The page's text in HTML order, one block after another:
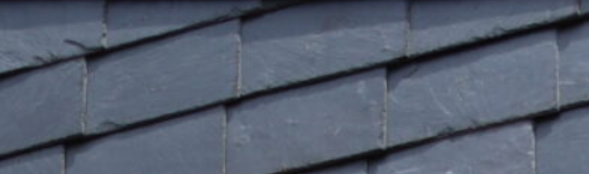
Breites Bündnis setzt